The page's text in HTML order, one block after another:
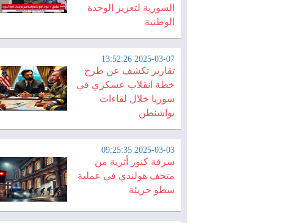
السورية لتعزيز الوحدة
الوطنية
2025-03-07 13:52:26
تقارير تكشف عن طرح
خطة انقلاب عسكري في
سوريا خلال لقاءات
بواشنطن
2025-03-03 09:25:35
سرقة كنوز أثرية من
متحف هولندي في عملية
سطو جريئة